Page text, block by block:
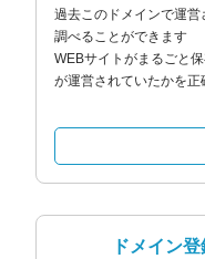
過去このドメインで運
調べることができます
WEBサイトがまるごと
が運営されていたかを
ドメイン